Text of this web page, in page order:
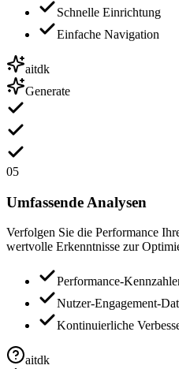
Schnelle Einrichtung
Einfache Navigation
aitdk
Generate
05
Umfassende Analysen
Verfolgen Sie die Performance
wertvolle Erkenntnisse zur
Performance-
Nutzer-Engagement-
Kontinuierliche
aitdk